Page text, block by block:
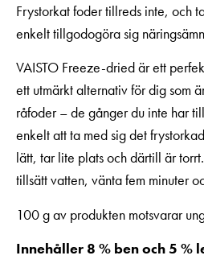
Frystorkat foder tillreds inte, och
enkelt tillgodogöra sig
VAISTO Freeze-dried är ett
ett utmärkt alternativ för dig som
råfoder – de gånger du inte har
enkelt att ta med sig det
lätt, tar lite plats och därtill är
tillsätt vatten, vänta fem minuter
100 g av produkten motsvarar
Innehåller 8 % ben och 5 %